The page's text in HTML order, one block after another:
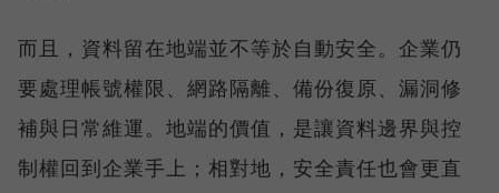
而且，資料留在地端並不等於自動安全。企業仍
要處理帳號權限、網路隔離、備份復原、漏洞修
補與日常維運。地端的價值，是讓資料邊界與控
制權回到企業手上；相對地，安全責任也會更直